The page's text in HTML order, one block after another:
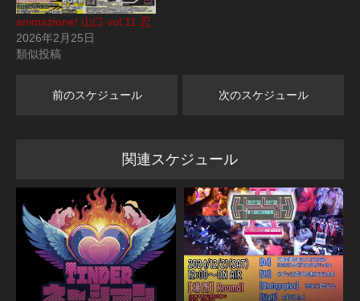
animazione! 山口 vol.11 忍
2026年2月25日
類似投稿
前のスケジュール 次のスケジュール
関連スケジュール